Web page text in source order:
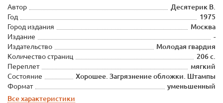
Автор
Десятерик В.
Год
1975
Город издания
Москва
Издание
-
Издательство
Молодая гвардия
Количество страниц
206 с.
Переплет
мягкий
Состояние
Хорошее. Загрязнение обложки. Штампы
Формат
уменьшенный
Все характеристики